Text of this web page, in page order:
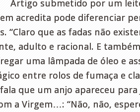
Artigo submetido por um
acredita pode diferenciar
“Claro que as fadas não
adulto e racional. E
uma lâmpada de óleo e
entre rolos de fumaça e
que um anjo apareceu
a Virgem…: “Não, não,